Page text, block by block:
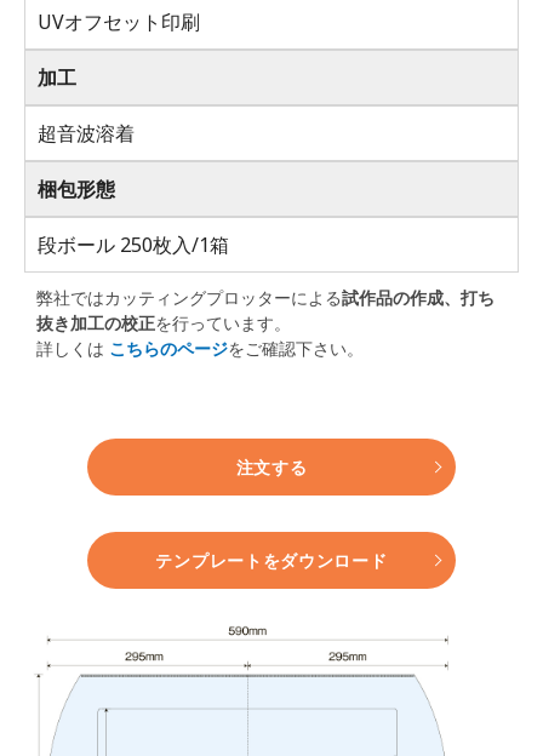
UVオフセット印刷
加工
超音波溶着
梱包形態
段ボール 250枚入/1箱
弊社ではカッティングプロッターによる試作品の作成、打ち
抜き加工の校正を行っています。
詳しくは こちらのページをご確認下さい。
注文する
テンプレートをダウンロード